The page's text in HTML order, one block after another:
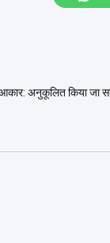
अनुकूलित किया जा